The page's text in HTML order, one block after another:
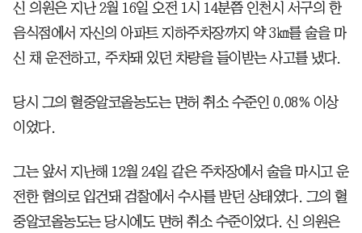
신 의원은 지난 2월 16일 오전 1시 14분쯤 인천시 서구의 한
음식점에서 자신의 아파트 지하주차장까지 약 3㎞를 술을 마
신 채 운전하고, 주차돼 있던 차량을 들이받는 사고를 냈다.
당시 그의 혈중알코올농도는 면허 취소 수준인 0.08% 이상
이었다.
그는 앞서 지난해 12월 24일 같은 주차장에서 술을 마시고 운
전한 혐의로 입건돼 검찰에서 수사를 받던 상태였다. 그의 혈
중알코올농도는 당시에도 면허 취소 수준이었다. 신 의원은